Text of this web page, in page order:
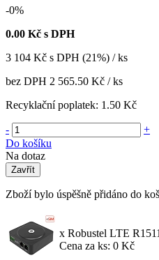
-0%
0.00 Kč s DPH
3 104 Kč s DPH (21%) / ks
bez DPH 2 565.50 Kč / ks
Recyklační poplatek: 1.50 Kč
-
+
Do košíku
Na dotaz
Zavřít
Zboží bylo úspěšně přidáno do
x Robustel LTE
Cena za ks: 0 Kč